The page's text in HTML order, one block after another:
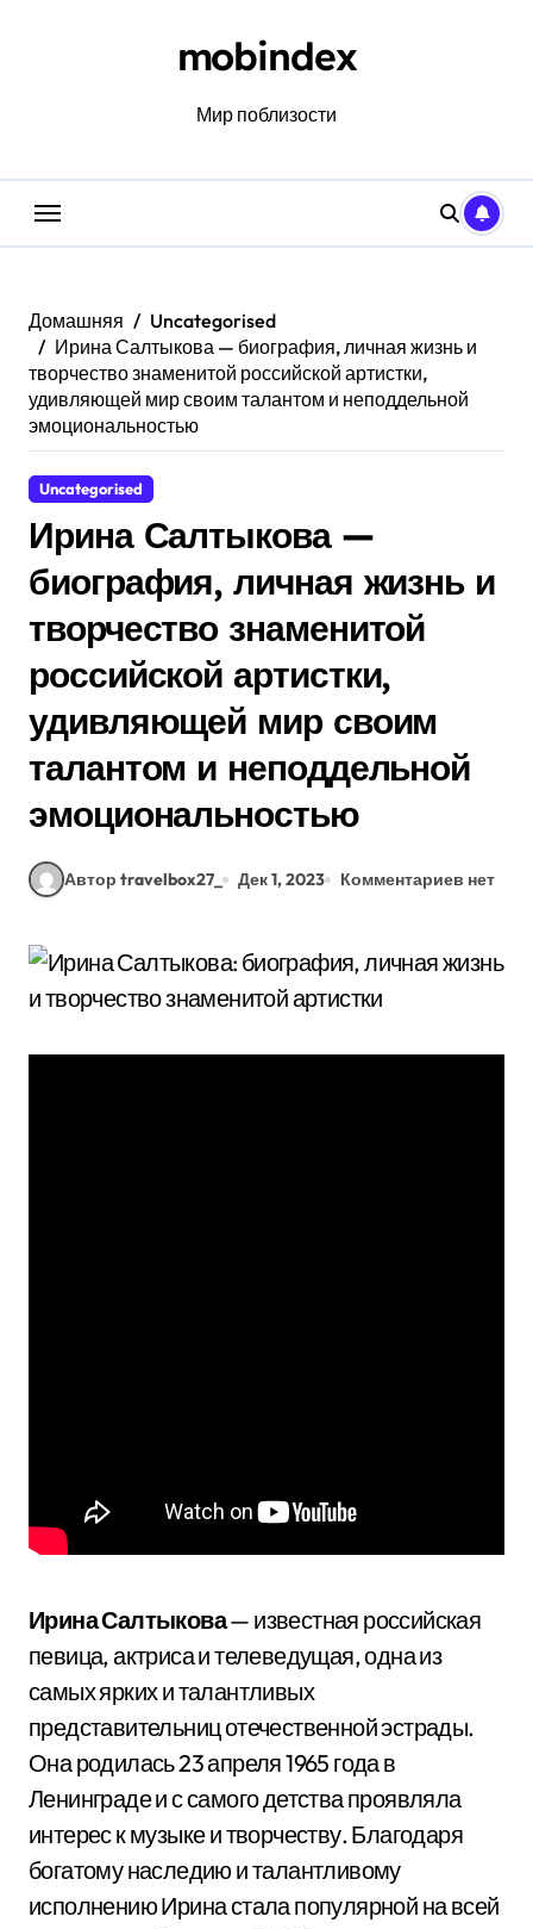
mobindex
Мир поблизости
Домашняя
Uncategorised
Ирина Салтыкова — биография, личная жизнь и
творчество знаменитой российской артистки,
удивляющей мир своим талантом и неподдельной
эмоциональностью
Uncategorised
Ирина Салтыкова —
биография, личная жизнь и
творчество знаменитой
российской артистки,
удивляющей мир своим
талантом и неподдельной
эмоциональностью
Автор travelbox27_ Дек 1, 2023 Комментариев нет
Ирина Салтыкова— известная российская
певица, актриса и телеведущая, одна из
самых ярких и талантливых
представительниц отечественной эстрады.
Она родилась 23 апреля 1965 года в
Ленинграде и с самого детства проявляла
интерес к музыке и творчеству. Благодаря
богатому наследию и талантливому
исполнению Ирина стала популярной на всей